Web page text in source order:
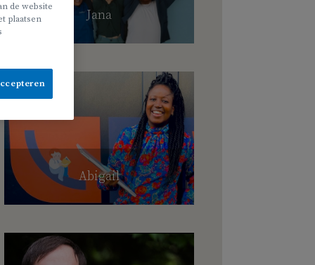
Jana
Abigail
de website
plaatsen